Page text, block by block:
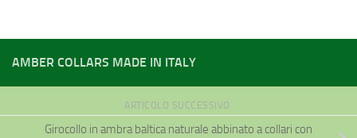
€15,00
opzioni
possono
scelte
AMBER COLLARS MADE IN ITALY
ARTICOLO SUCCESSIVO
Girocollo in ambra baltica naturale abbinato a collari con